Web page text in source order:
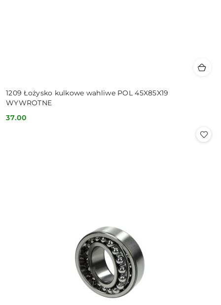
1209 Łożysko kulkowe wahliwe POL 45X85X19
WYWROTNE
Cena:
37.00